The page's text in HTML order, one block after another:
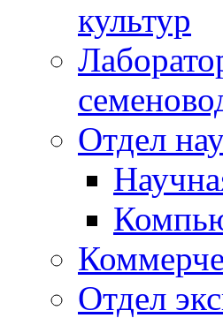
культур
Отдел
Отдел